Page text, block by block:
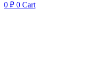
0 ₽ 0 Cart